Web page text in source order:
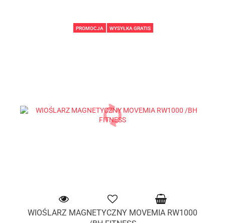
PROMOCJA WYSYŁKA GRATIS
WIOŚLARZ MAGNETYCZNY MOVEMIA RW1000